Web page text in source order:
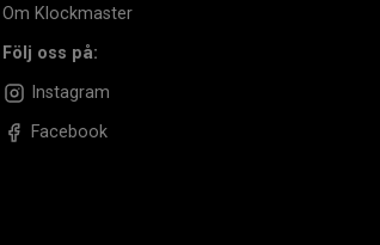
Om Klockmaster
Följ oss på:
Instagram
Facebook